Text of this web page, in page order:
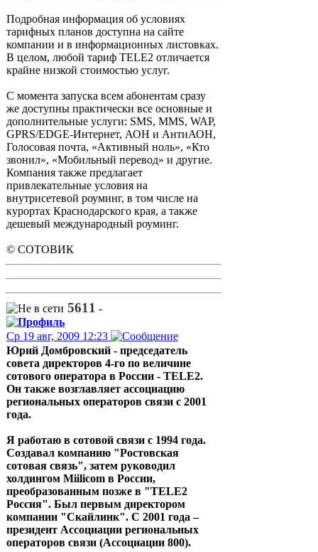
Подробная информация об условиях
тарифных планов доступна на сайте
компании и в информационных листовках.
В целом, любой тариф TELE2 отличается
крайне низкой стоимостью услуг.
С момента запуска всем абонентам сразу
же доступны практически все основные и
дополнительные услуги: SMS, MMS, WAP,
GPRS/EDGE-Интернет, АОН и АнтиАОН,
Голосовая почта, «Активный ноль», «Кто
звонил», «Мобильный перевод» и другие.
Компания также предлагает
привлекательные условия на
внутрисетевой роуминг, в том числе на
курортах Краснодарского края, а также
дешевый международный роуминг.
© СОТОВИК
5611 -
Ср 19 авг, 2009 12:23
Юрий Домбровский - председатель
совета директоров 4-го по величине
сотового оператора в России - TELE2.
Он также возглавляет ассоциацию
региональных операторов связи с 2001
года.
Я работаю в сотовой связи с 1994 года.
Создавал компанию "Ростовская
сотовая связь", затем руководил
холдингом Miilicom в России,
преобразованным позже в "TELE2
Россия". Был первым директором
компании "Скайлинк". С 2001 года –
президент Ассоциации региональных
операторов связи (Ассоциации 800).